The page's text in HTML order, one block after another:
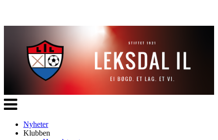
Veksle
navigasjon
Nyheter
Klubben